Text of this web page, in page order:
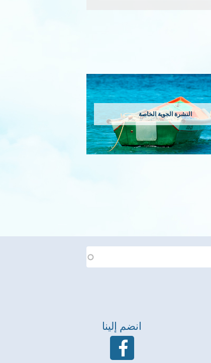
النشرة الجوية الخاصة
انضم إلينا